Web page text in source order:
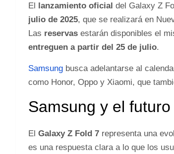
El lanzamiento oficial del Galaxy Z
julio de 2025, que se realizará en
Las reservas estarán disponibles el
entreguen a partir del 25 de julio.
Samsung busca adelantarse al
como Honor, Oppo y Xiaomi, que
Samsung y el
El Galaxy Z Fold 7 representa una
es una respuesta clara a lo que los